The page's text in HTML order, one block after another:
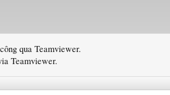
qua Teamviewer.
Teamviewer.